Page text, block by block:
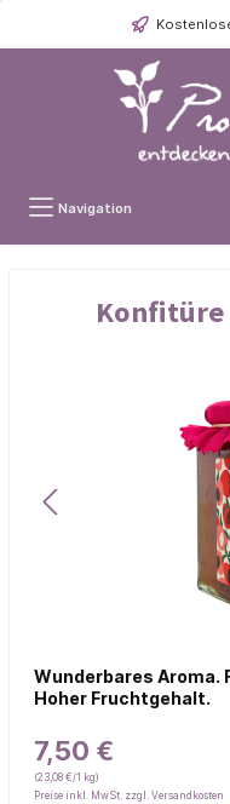
Navigation
Wunderbares Aroma.
Hoher Fruchtgehalt.
7,50 €
(23,08 €/1 kg)
Preise inkl. MwSt. zzgl. Versandkosten